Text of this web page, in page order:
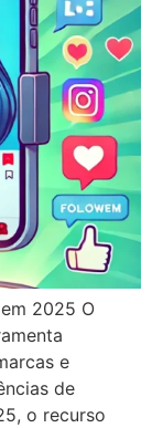
2025 O
e
de
o recurso